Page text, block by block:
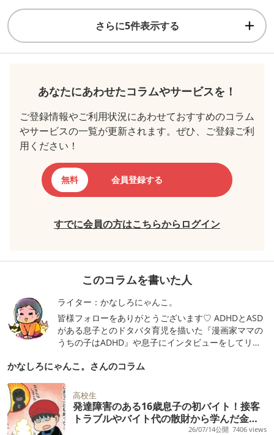
さらに5件表示する
あなたにあわせたコラムやサービスを！
ご登録情報やご利用状況にあわせておすすめのコラム
やサービスの一覧が更新されます。ぜひ、ご登録ご利
用ください！
無料 会員登録する
すでに会員の方はこちらからログイン
このコラムを書いた人
ライター：かなしろにゃんこ。
皆様フォローをありがとうございます♡ ADHDとASD
がある息子とのドタバタ育児を描いた『漫画家ママの
うちの子はADHD』や息子にインタビューをしてリア
ある！』コミックエッセイ(いずれも講談社)など。
なしろにゃんこ。のブログ
http://nyantene.blog112.fc2.com/xx
かなしろにゃんこ。さんのコラム
高校生
発達障害のある16歳息子の初バイト！接客
トラブルやバイト代の散財から学んだ金銭
26/07/14公開 7406 views